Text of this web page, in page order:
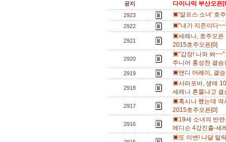
공지 다이나믹 부산오픈
2923 ▣'알프스 소녀' 호
2922 ▣"내가 지존이다
2921
▣세레나, 호주오픈
2015호주오픈[0]
2920
▣"갑장! 나와 봐~~"
주니어 홍성찬 결
2919 ▣앤디 머레이, 결
2918
▣샤라포바, 생애
세레나 혼쭐나고
2917
▣혹시나 했는데 역
2015호주오픈[0]
2916
▣19세 소녀의 반란
메디슨 4강진출-세
▣또 이변! 나달 탈